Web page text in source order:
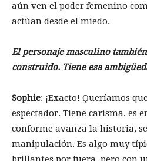
aún ven el poder femenino
actúan desde el miedo.
El personaje masculino
construido. Tiene esa
Sophie: ¡Exacto! Queríamos
espectador. Tiene carisma, es
conforme avanza la historia,
manipulación. Es algo muy